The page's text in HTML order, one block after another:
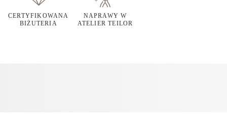
CERTYFIKOWANA
BIŻUTERIA
NAPRAWY W
ATELIER TEILOR